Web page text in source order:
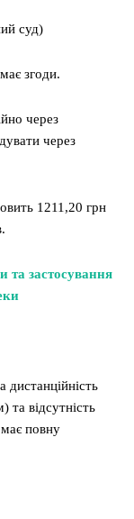
суд)
згоди.
через
через
1211,20 грн
та застосування
дистанційність
відсутність
повну